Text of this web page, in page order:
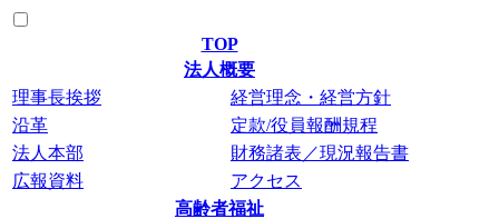
TOP
法人概要
理事長挨拶
経営理念・経営方針
沿革
定款/役員報酬規程
法人本部
財務諸表／現況報告書
広報資料
アクセス
高齢者福祉